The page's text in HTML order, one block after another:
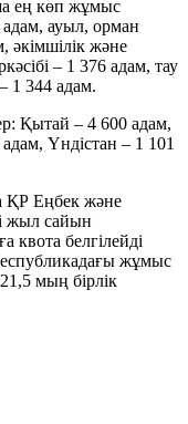
ең көп жұмыс
адам, ауыл, орман
және
– 1 376 адам, тау
1 344 адам.
Қытай – 4 600 адам,
Үндістан – 1 101
ҚР Еңбек және
жыл сайын
квота белгілейді
жұмыс
мың бірлік